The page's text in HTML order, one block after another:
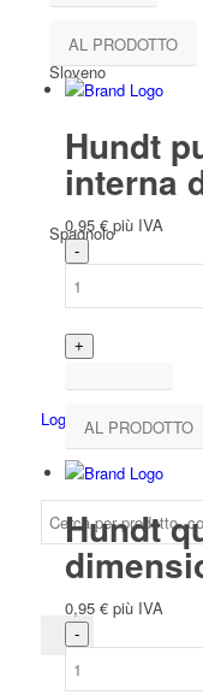
Sloveno
Spagnolo
Login
AL PRODOTTO
Hundt
interna
0,95 € più IVA
AL PRODOTTO
Hundt
0,95 € più IVA